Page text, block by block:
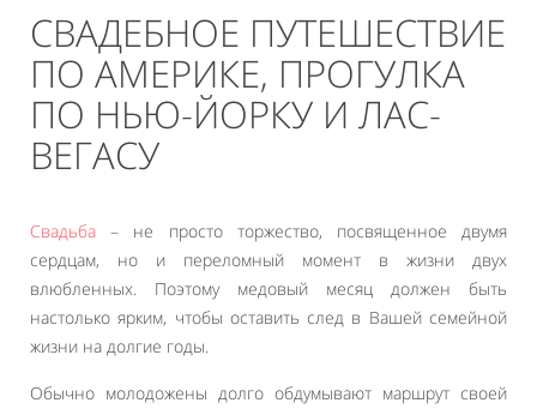
СВАДЕБНОЕ ПУТЕШЕСТВИЕ
ПО АМЕРИКЕ, ПРОГУЛКА
ПО НЬЮ-ЙОРКУ И ЛАС-
ВЕГАСУ
Свадьба – не просто торжество, посвященное двумя
сердцам, но и переломный момент в жизни двух
влюбленных. Поэтому медовый месяц должен быть
настолько ярким, чтобы оставить след в Вашей семейной
жизни на долгие годы.
Обычно молодожены долго обдумывают маршрут своей